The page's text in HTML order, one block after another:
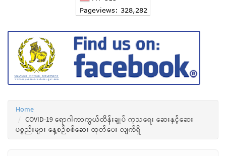
Home
COVID-19 ရောဂါကာကွယ်ထိန်းချုပ် ကုသရေး ဆေးနှင့်ဆေး
ပစ္စည်းများ နေ့စဉ်စစ်ဆေး ထုတ်ပေး လျက်ရှိ